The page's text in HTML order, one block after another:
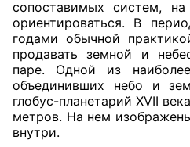
сопоставимых систем,
ориентироваться. В
годами обычной
продавать земной и
паре. Одной из
объединивших небо и
глобус-планетарий XVII
метров. На нем
внутри.